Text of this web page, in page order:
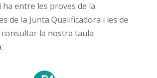
entre les proves de la
de la Junta Qualificadora i les de
consultar la nostra taula